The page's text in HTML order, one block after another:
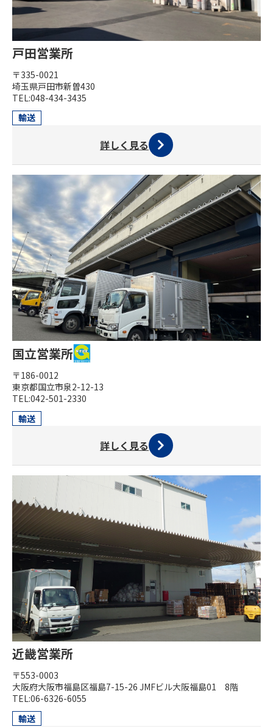
戸田営業所
〒335-0021
埼玉県戸田市新曽430
TEL:048-434-3435
輸送
詳しく見る
国立営業所
〒186-0012
東京都国立市泉2-12-13
TEL:042-501-2330
輸送
詳しく見る
近畿営業所
〒553-0003
大阪府大阪市福島区福島7-15-26 JMFビル大阪福島01 8階
TEL:06-6326-6055
輸送